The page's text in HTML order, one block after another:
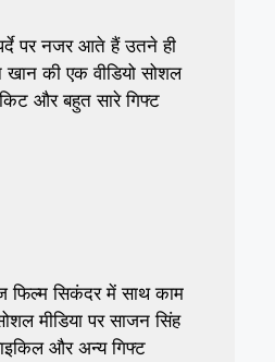
पर नजर आते हैं उतने ही
की एक वीडियो सोशल
और बहुत सारे गिफ्ट
फिल्म सिकंदर में साथ काम
मीडिया पर साजन सिंह
और अन्य गिफ्ट